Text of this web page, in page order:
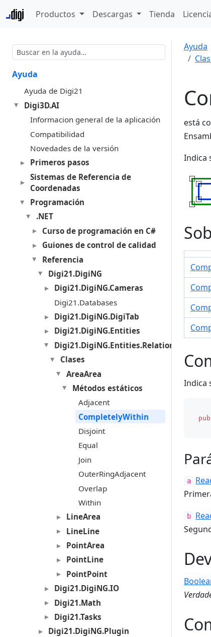
Productos Descargas Tienda
Ayuda
Ayuda de Digi21
Digi3D.AI
Informacion general de la aplicación
Compatibilidad
Novedades de la versión
Primeros pasos
Sistemas de Referencia de
Coordenadas
Programación
.NET
Curso de programación en C#
Guiones de control de calidad
Referencia
Digi21.DigiNG
Digi21.DigiNG.Cameras
Digi21.Databases
Digi21.DigiNG.DigiTab
Digi21.DigiNG.Entities
Digi21.DigiNG.Entities.Relations
Clases
AreaArea
Métodos estáticos
Adjacent
CompletelyWithin
Disjoint
Equal
Join
OuterRingAdjacent
Overlap
Within
LineArea
LineLine
PointArea
PointLine
PointPoint
Digi21.DigiNG.IO
Digi21.Math
Digi21.Tasks
Digi21.DigiNG.Plugin
Ayuda
está
Indica
Indica
a
b